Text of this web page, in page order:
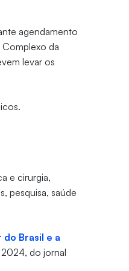
agendamento
da
levar os
e cirurgia,
pesquisa, saúde
Brasil e a
2024, do jornal